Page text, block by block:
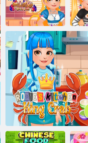
Sarışın Sofya: Kuru
Roxie'nin
Mutfağında
Mini Tart